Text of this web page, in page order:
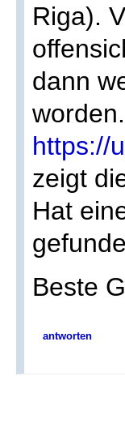
Riga).
dann
https://
zeigt
Hat
Beste
antworten